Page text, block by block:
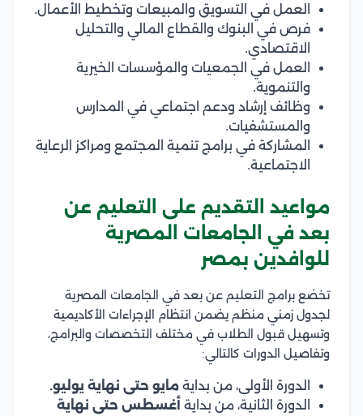
العمل في التسويق والمبيعات وتخطيط الأعمال.
فرص في البنوك والقطاع المالي والتحليل
الاقتصادي.
العمل في الجمعيات والمؤسسات الخيرية
والتنموية.
وظائف إرشاد ودعم اجتماعي في المدارس
والمستشفيات.
المشاركة في برامج تنمية المجتمع ومراكز الرعاية
الاجتماعية.
مواعيد التقديم على التعليم عن
بعد في الجامعات المصرية
للوافدين بمصر
تخضع برامج التعليم عن بعد في الجامعات المصرية
لجدول زمني منظم يضمن انتظام الإجراءات الأكاديمية
وتسهيل قبول الطلاب في مختلف التخصصات والبرامج،
وتفاصيل الدورات كالتالي:
الدورة الأولى، من بداية مايو حتى نهاية يوليو.
الدورة الثانية، من بداية أغسطس حتى نهاية